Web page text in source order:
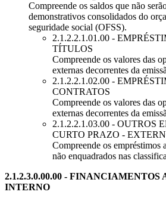
Compreende os saldos que não
demonstrativos consolidados do
seguridade social (OFSS).
2.1.2.2.1.01.00 -
TÍTULOS
Compreende os valores das
externas decorrentes da
2.1.2.2.1.02.00 -
CONTRATOS
Compreende os valores das
externas decorrentes da
2.1.2.2.1.03.00 - OUTROS
CURTO PRAZO -
Compreende os empréstimos
não enquadrados nas
2.1.2.3.0.00.00 - FINANCIAMENTOS
INTERNO